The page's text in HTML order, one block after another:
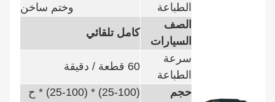
الطباعة
وختم ساخن
الصف
السيارات
كامل تلقائي
سرعة
الطباعة
60 قطعة / دقيقة
حجم
(25-100) * (25-100) * ح